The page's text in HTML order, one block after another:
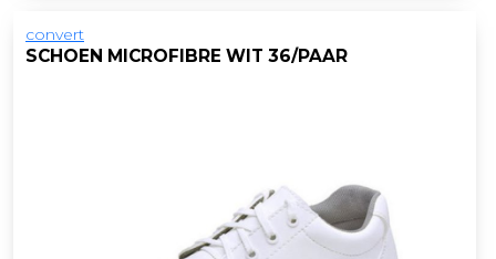
convert
SCHOEN MICROFIBRE WIT 36/PAAR